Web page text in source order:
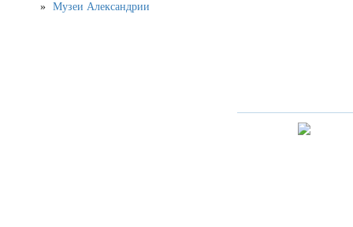
Музеи Александрии